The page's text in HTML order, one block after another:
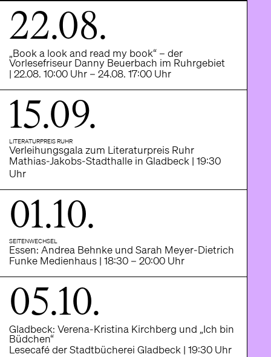
22.08.
„Book a look and read my book“ – der
Vorlesefriseur Danny Beuerbach im Ruhrgebiet
| 22.08. 10:00 Uhr – 24.08. 17:00 Uhr
15.09.
LITERATURPREIS RUHR
Verleihungsgala zum Literaturpreis Ruhr
Mathias-Jakobs-Stadthalle in Gladbeck | 19:30
Uhr
01.10.
SEITENWECHSEL
Essen: Andrea Behnke und Sarah Meyer-Dietrich
Funke Medienhaus | 18:30 – 20:00 Uhr
05.10.
Gladbeck: Verena-Kristina Kirchberg und „Ich bin
Büdchen“
Lesecafé der Stadtbücherei Gladbeck | 19:30 Uhr